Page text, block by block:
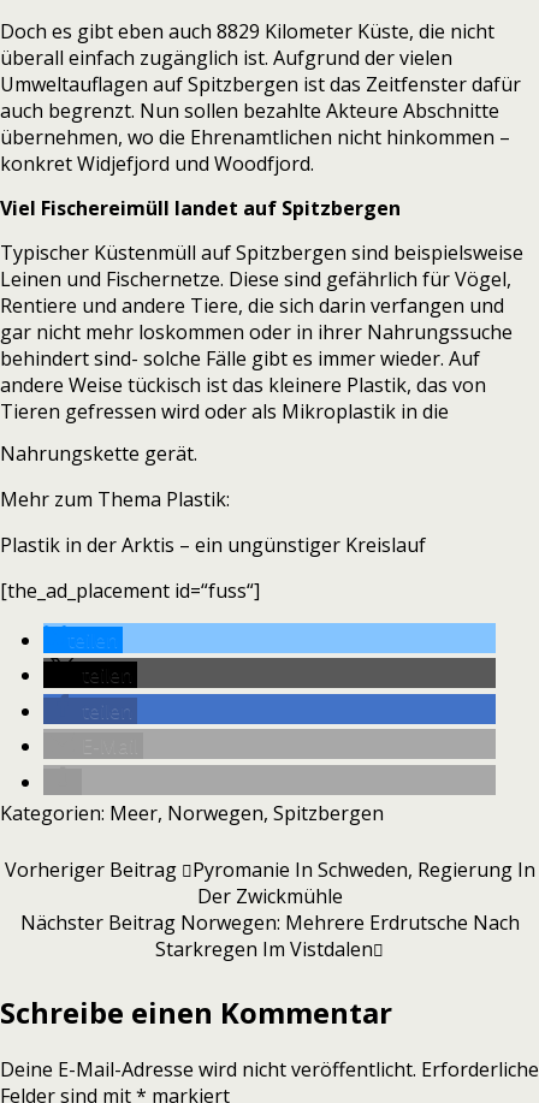
Doch es gibt eben auch 8829 Kilometer Küste, die nicht
überall einfach zugänglich ist. Aufgrund der vielen
Umweltauflagen auf Spitzbergen ist das Zeitfenster dafür
auch begrenzt. Nun sollen bezahlte Akteure Abschnitte
übernehmen, wo die Ehrenamtlichen nicht hinkommen –
konkret Widjefjord und Woodfjord.
Viel Fischereimüll landet auf Spitzbergen
Typischer Küstenmüll auf Spitzbergen sind beispielsweise
Leinen und Fischernetze. Diese sind gefährlich für Vögel,
Rentiere und andere Tiere, die sich darin verfangen und
gar nicht mehr loskommen oder in ihrer Nahrungssuche
behindert sind- solche Fälle gibt es immer wieder. Auf
andere Weise tückisch ist das kleinere Plastik, das von
Tieren gefressen wird oder als Mikroplastik in die
Nahrungskette gerät.
Mehr zum Thema Plastik:
Plastik in der Arktis – ein ungünstiger Kreislauf
[the_ad_placement id=“fuss“]
teilen
teilen
teilen
Kategorien: Meer, Norwegen, Spitzbergen
Vorheriger Beitrag
Pyromanie In Schweden, Regierung In
Der Zwickmühle
Nächster Beitrag Norwegen: Mehrere Erdrutsche Nach
Starkregen Im Vistdalen
Schreibe einen Kommentar
Deine E-Mail-Adresse wird nicht veröffentlicht. Erforderliche
Felder sind mit* markiert